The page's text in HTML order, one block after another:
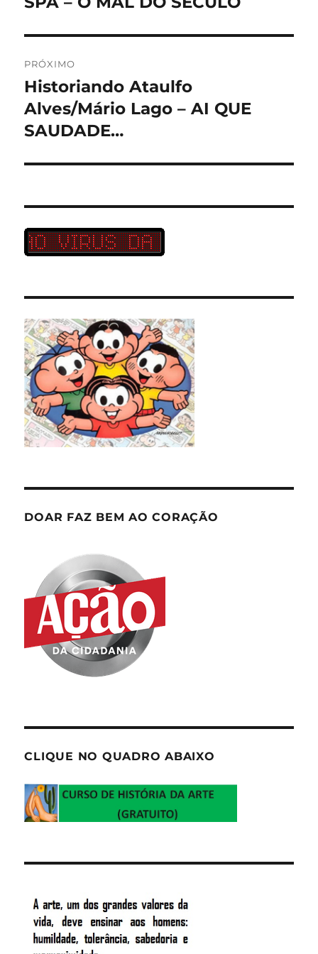
PRÓXIMO
Próximo
post:
Historiando Ataulfo
Alves/Mário Lago – AI QUE
SAUDADE…
DOAR FAZ BEM AO CORAÇÃO
CLIQUE NO QUADRO ABAIXO